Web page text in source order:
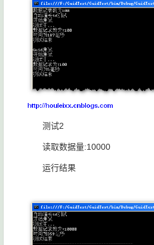
测试2
读取数据量:10000
运行结果